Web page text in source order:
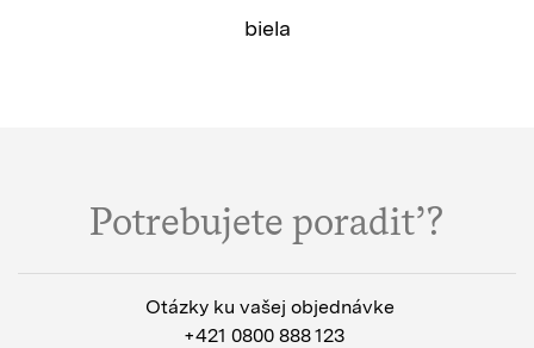
biela
Potrebujete poradiť?
Otázky ku vašej objednávke
+421 0800 888 123